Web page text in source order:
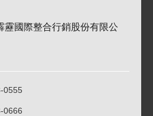
靂國際整合行銷股份有限公
0555
0666